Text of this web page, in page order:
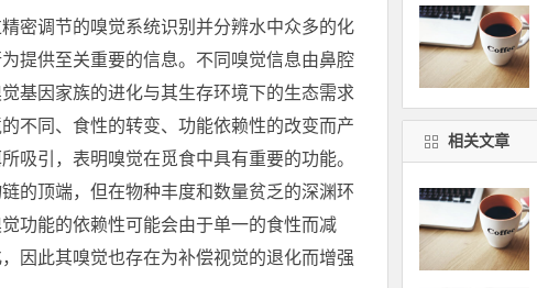
密调节的嗅觉系统识别并分辨水中众多的化
提供至关重要的信息。不同嗅觉信息由鼻腔
基因家族的进化与其生存环境下的生态需求
不同、食性的转变、功能依赖性的改变而产
吸引，表明嗅觉在觅食中具有重要的功能。
的顶端，但在物种丰度和数量贫乏的深渊环
功能的依赖性可能会由于单一的食性而减
因此其嗅觉也存在为补偿视觉的退化而增强
相关文章